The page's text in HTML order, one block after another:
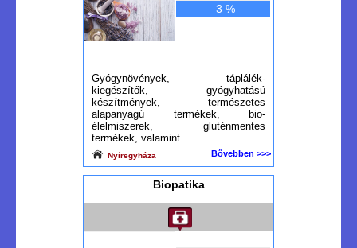
3 %
Gyógynövények, táplálék-
kiegészítők, gyógyhatású
készítmények, természetes
alapanyagú termékek, bio-
élelmiszerek, gluténmentes
termékek, valamint...
Nyíregyháza Bővebben >>>
Biopatika